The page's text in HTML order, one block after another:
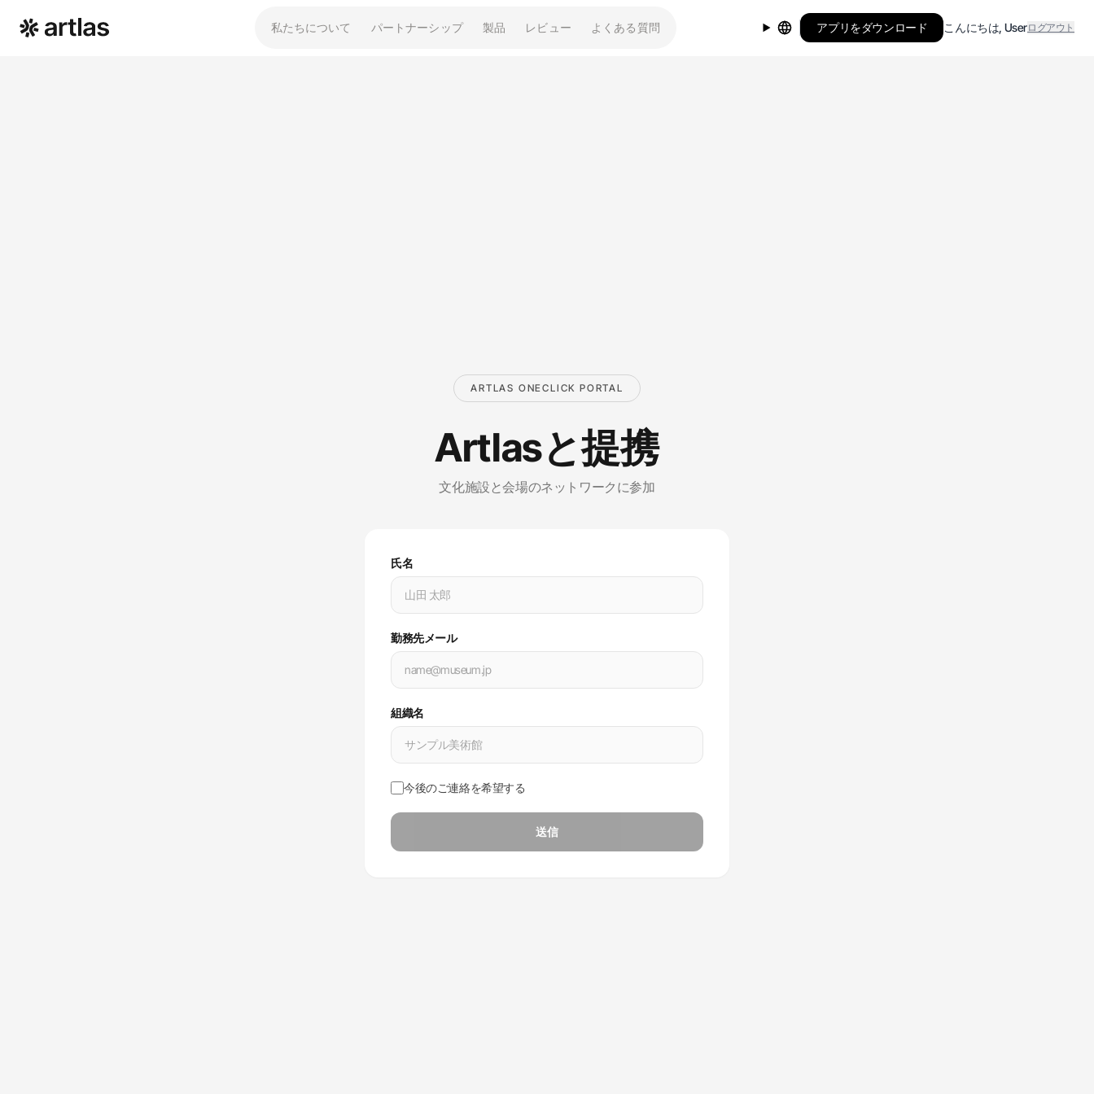
私たちについて パートナーシップ 製品 レビュー よくある質問
言語を変更する
アプリをダウンロード こんにちは, Userログアウト
ARTLAS ONECLICK PORTAL
Artlasと提携
文化施設と会場のネットワークに参加
氏名
勤務先メール
組織名
今後のご連絡を希望する
送信